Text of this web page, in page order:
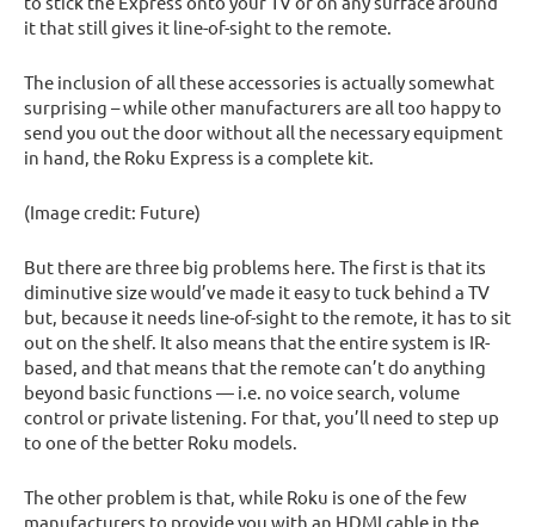
it that still gives it line-of-sight to the remote.
The inclusion of all these accessories is actually somewhat
surprising – while other manufacturers are all too happy to
send you out the door without all the necessary equipment
in hand, the Roku Express is a complete kit.
(Image credit: Future)
But there are three big problems here. The first is that its
diminutive size would’ve made it easy to tuck behind a TV
but, because it needs line-of-sight to the remote, it has to sit
out on the shelf. It also means that the entire system is IR-
based, and that means that the remote can’t do anything
beyond basic functions — i.e. no voice search, volume
control or private listening. For that, you’ll need to step up
to one of the better Roku models.
The other problem is that, while Roku is one of the few
manufacturers to provide you with an HDMI cable in the